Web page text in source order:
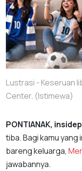
Lustrasi - Keseruan
Center. (Istimewa)
PONTIANAK,
tiba. Bagi kamu yang
bareng keluarga,
jawabannya.